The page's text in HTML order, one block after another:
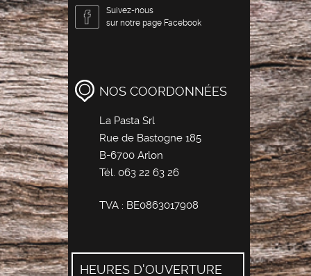
Suivez-nous
sur notre page Facebook
NOS COORDONNÉES
La Pasta Srl
Rue de Bastogne 185
B-6700 Arlon
Tél. 063 22 63 26
TVA : BE0863017908
HEURES D'OUVERTURE